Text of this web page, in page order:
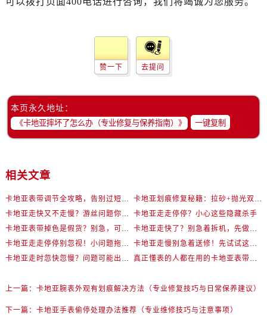
赞一下 去提问
本页永久地址：
一键复制
相关文章
卡地亚表带调节全攻略，告别过短烦恼
卡地亚划痕修复秘籍：拉砂+抛光双工艺还原如新
卡地亚走快又不走慢？游丝问题你了解多少？
卡地亚走走停停？小心这些隐藏杀手
卡地亚表带掉色是假货？别急，可能是这些日常习惯惹的祸
卡地亚走快了？别急着拆机，先做这一步
卡地亚走走停停别忽视！小问题拖成大修很烧钱
卡地亚走慢别急着送修！先试试这些方法
卡地亚走时忽快忽慢？问题可能出在你睡觉时！
真正懂表的人都在用的卡地亚表带调节技巧
上一篇： 卡地亚腕表外观有划痕解决方法（专业修复技巧与日常保养建议）
下一篇： 卡地亚手表偷停处理办法推荐（专业维修技巧与注意事项）